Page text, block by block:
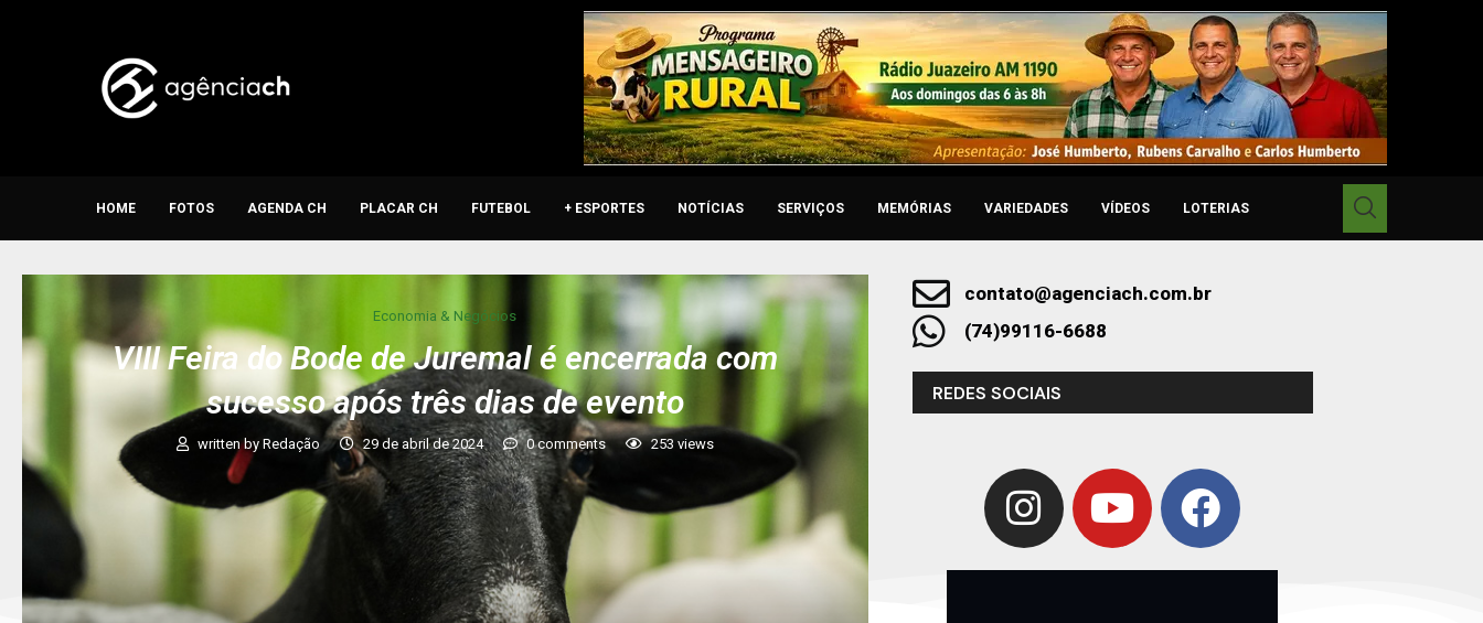
HOME FOTOS AGENDA CH PLACAR CH FUTEBOL + ESPORTES NOTÍCIAS SERVIÇOS MEMÓRIAS VARIEDADES VÍDEOS LOTERIAS
Economia & Negócios
VIII Feira do Bode de Juremal é encerrada com
sucesso após três dias de evento
written by Redação 29 de abril de 2024 0 comments 253 views
contato@agenciach.com.br
(74)99116-6688
REDES SOCIAIS